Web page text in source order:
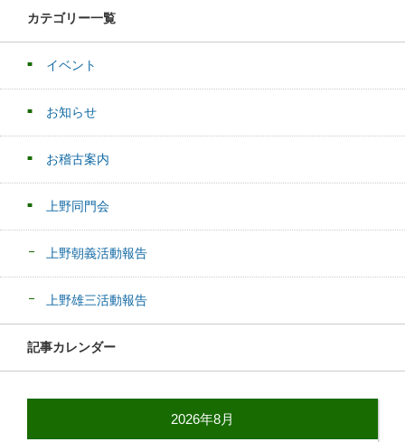
カテゴリー一覧
イベント
お知らせ
お稽古案内
上野同門会
上野朝義活動報告
上野雄三活動報告
記事カレンダー
2026年8月